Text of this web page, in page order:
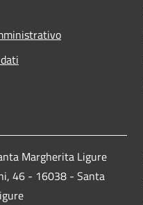
Margherita Ligure
46 - 16038 - Santa